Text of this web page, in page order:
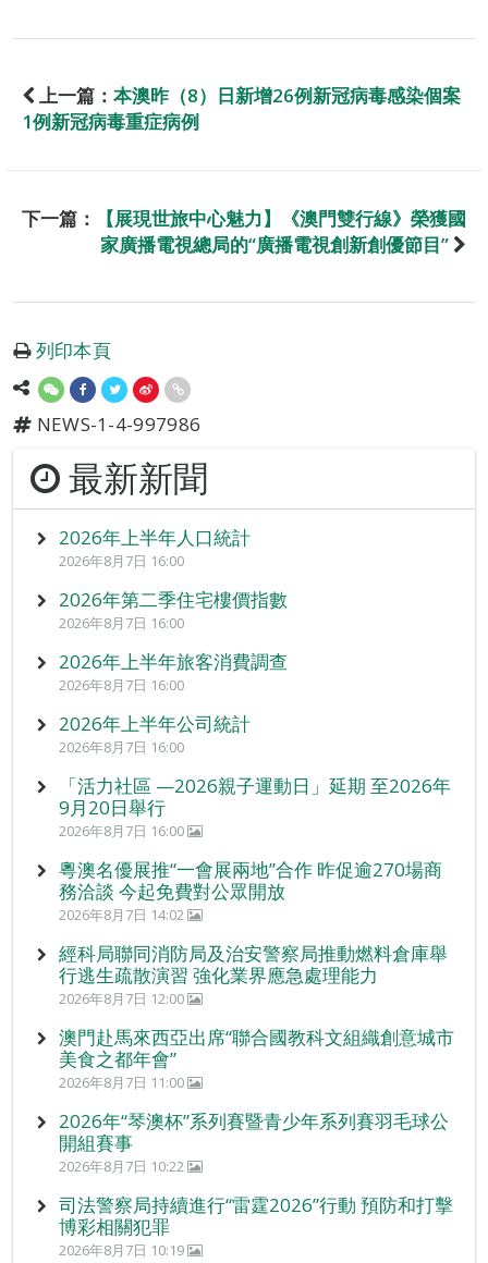
上一篇： 本澳昨（8）日新增26例新冠病毒感染個案
1例新冠病毒重症病例
下一篇：
【展現世旅中心魅力】《澳門雙行線》榮獲國
家廣播電視總局的“廣播電視創新創優節目”
列印本頁
NEWS-1-4-997986
最新新聞
2026年上半年人口統計
2026年8月7日 16:00
2026年第二季住宅樓價指數
2026年8月7日 16:00
2026年上半年旅客消費調查
2026年8月7日 16:00
2026年上半年公司統計
2026年8月7日 16:00
「活力社區 —2026親子運動日」延期 至2026年
9月20日舉行
2026年8月7日 16:00
粵澳名優展推“一會展兩地”合作 昨促逾270場商
務洽談 今起免費對公眾開放
2026年8月7日 14:02
經科局聯同消防局及治安警察局推動燃料倉庫舉
行逃生疏散演習 強化業界應急處理能力
2026年8月7日 12:00
澳門赴馬來西亞出席“聯合國教科文組織創意城市
美食之都年會”
2026年8月7日 11:00
2026年“琴澳杯”系列賽暨青少年系列賽羽毛球公
開組賽事
2026年8月7日 10:22
司法警察局持續進行“雷霆2026”行動 預防和打擊
博彩相關犯罪
2026年8月7日 10:19